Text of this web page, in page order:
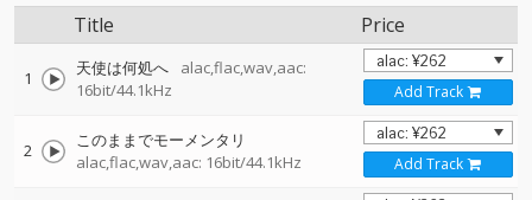
Title Price
1 天使は何処へ
alac,flac,wav,aac:
16bit/44.1kHz
Add Track
2
このままでモーメンタリ
alac,flac,wav,aac: 16bit/44.1kHz
Add Track